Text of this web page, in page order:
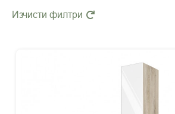
Препоръчани
Изчисти филтри